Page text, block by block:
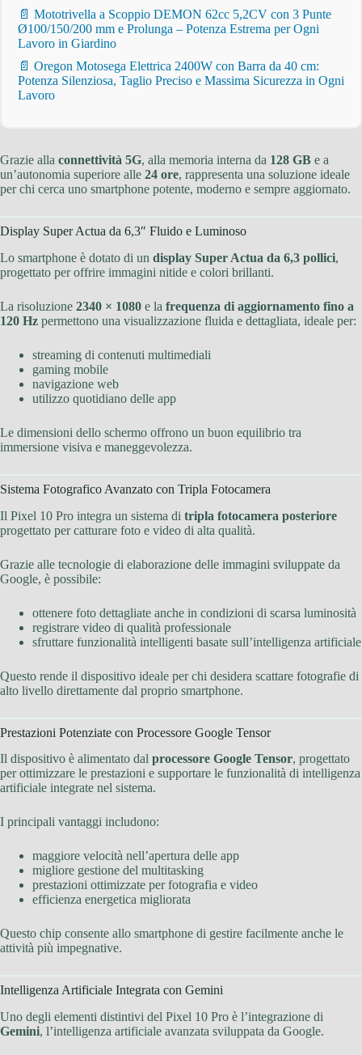
📄 Mototrivella a Scoppio DEMON 62cc 5,2CV con 3 Punte
Ø100/150/200 mm e Prolunga – Potenza Estrema per Ogni
Lavoro in Giardino
📄 Oregon Motosega Elettrica 2400W con Barra da 40 cm:
Potenza Silenziosa, Taglio Preciso e Massima Sicurezza in Ogni
Lavoro
Grazie alla connettività 5G, alla memoria interna da 128 GB e a
un’autonomia superiore alle 24 ore, rappresenta una soluzione ideale
per chi cerca uno smartphone potente, moderno e sempre aggiornato.
Display Super Actua da 6,3″ Fluido e Luminoso
Lo smartphone è dotato di un display Super Actua da 6,3 pollici,
progettato per offrire immagini nitide e colori brillanti.
La risoluzione 2340 × 1080 e la frequenza di aggiornamento fino a
120 Hz permettono una visualizzazione fluida e dettagliata, ideale per:
streaming di contenuti multimediali
gaming mobile
navigazione web
utilizzo quotidiano delle app
Le dimensioni dello schermo offrono un buon equilibrio tra
immersione visiva e maneggevolezza.
Sistema Fotografico Avanzato con Tripla Fotocamera
Il Pixel 10 Pro integra un sistema di tripla fotocamera posteriore
progettato per catturare foto e video di alta qualità.
Grazie alle tecnologie di elaborazione delle immagini sviluppate da
Google, è possibile:
ottenere foto dettagliate anche in condizioni di scarsa luminosità
registrare video di qualità professionale
sfruttare funzionalità intelligenti basate sull’intelligenza artificiale
Questo rende il dispositivo ideale per chi desidera scattare fotografie di
alto livello direttamente dal proprio smartphone.
Prestazioni Potenziate con Processore Google Tensor
Il dispositivo è alimentato dal processore Google Tensor, progettato
per ottimizzare le prestazioni e supportare le funzionalità di intelligenza
artificiale integrate nel sistema.
I principali vantaggi includono:
maggiore velocità nell’apertura delle app
migliore gestione del multitasking
prestazioni ottimizzate per fotografia e video
efficienza energetica migliorata
Questo chip consente allo smartphone di gestire facilmente anche le
attività più impegnative.
Intelligenza Artificiale Integrata con Gemini
Uno degli elementi distintivi del Pixel 10 Pro è l’integrazione di
Gemini, l’intelligenza artificiale avanzata sviluppata da Google.